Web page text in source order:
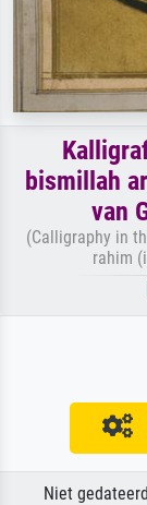
bismillah
van
(Calligraphy in
rahim
Niet